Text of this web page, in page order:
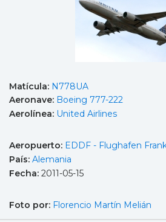
Matícula: N778UA
Aeronave: Boeing 777-222
Aerolínea: United Airlines
Aeropuerto: EDDF - Flughafen
País: Alemania
Fecha: 2011-05-15
Foto por: Florencio Martín Melián